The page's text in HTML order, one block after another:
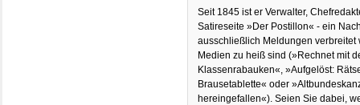
Seit 1845 ist er Verwalter,
Satireseite »Der Postillon« - ein
ausschließlich Meldungen verbreitet
Medien zu heiß sind (»Rechnet mit
Klassenrabauken«, »Aufgelöst:
Brausetablette« oder
hereingefallen«). Seien Sie dabei,